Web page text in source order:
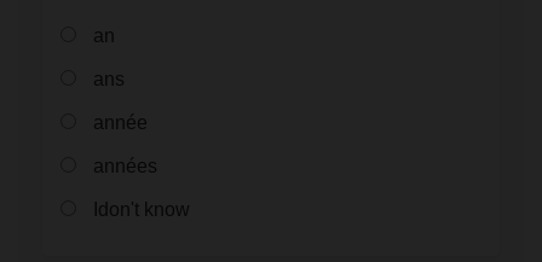
an
ans
année
années
Idon't know